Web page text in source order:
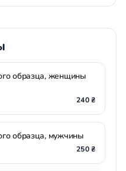
образца, женщины
240 ₴
образца, мужчины
250 ₴